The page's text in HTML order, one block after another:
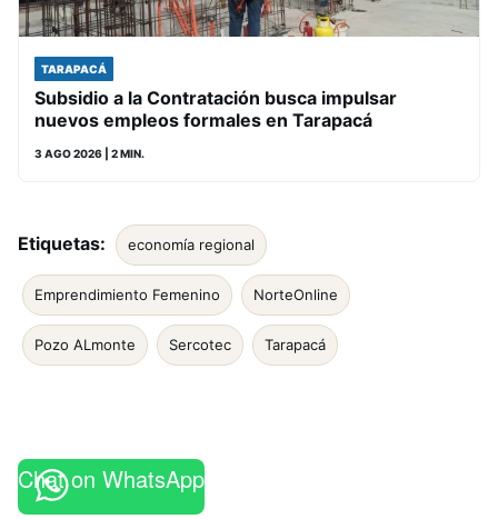
TARAPACÁ
Subsidio a la Contratación busca impulsar
nuevos empleos formales en Tarapacá
3 AGO 2026 | 2 MIN.
Etiquetas: economía regional
Emprendimiento Femenino NorteOnline
Pozo ALmonte Sercotec Tarapacá
Chat on WhatsApp